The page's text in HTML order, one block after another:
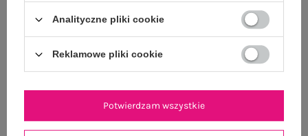
Analityczne pliki cookie
Reklamowe pliki cookie
Potwierdzam wszystkie